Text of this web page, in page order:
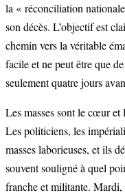
la « réconciliation
son décès. L’objectif est
chemin vers la véritable
facile et ne peut être que
seulement quatre jours
Les masses sont le cœur et
Les politiciens, les
masses laborieuses, et ils
souvent souligné à quel
franche et militante. Mardi,